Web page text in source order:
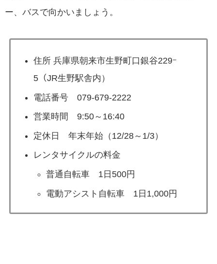
ー、バスで向かいましょう。
住所 兵庫県朝来市生野町口銀谷229ｰ
5（JR生野駅舎内）
電話番号 079-679-2222
営業時間 9:50～16:40
定休日 年末年始（12/28～1/3）
レンタサイクルの料金
普通自転車 1日500円
電動アシスト自転車 1日1,000円